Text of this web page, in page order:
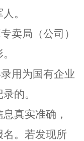
。
卖局（公司）
用为国有企业
的。
真实准确，
。若发现所